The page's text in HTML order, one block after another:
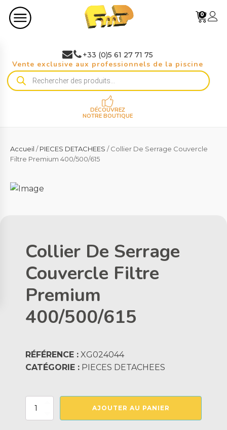
0
+33 (0)5 61 27 71 75
Vente exclusive aux professionnels de la piscine
Recherche
de
DÉCOUVREZ
NOTRE BOUTIQUE
Accueil /PIECES DETACHEES / Collier De Serrage Couvercle
Filtre Premium 400/500/615
Collier De Serrage
Couvercle Filtre
Premium
400/500/615
RÉFÉRENCE : XG024044
CATÉGORIE : PIECES DETACHEES
quantité
AJOUTER AU PANIER